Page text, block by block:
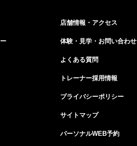
店舗情報・アクセス
体験・見学・お問い合わせ
よくある質問
トレーナー採用情報
プライバシーポリシー
サイトマップ
パーソナルWEB予約